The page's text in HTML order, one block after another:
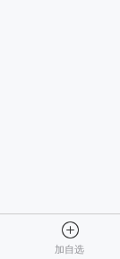
加自选